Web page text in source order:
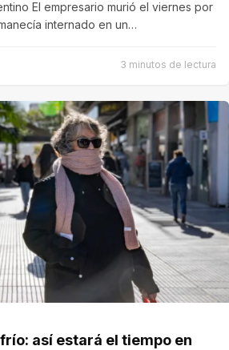
El empresario murió el viernes por
internado en un…
3 minutos de lectura
así estará el tiempo en